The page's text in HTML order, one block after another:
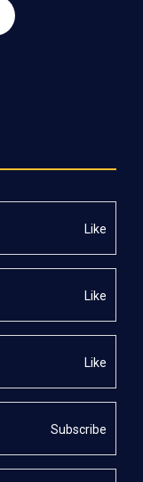
Like
Like
Like
Subscribe